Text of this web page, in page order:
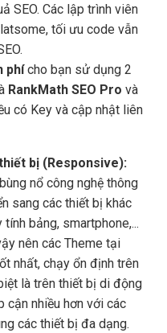
SEO. Các lập trình viên
tối ưu code vẫn
phícho bạn sử dụng 2
RankMath SEO Pro và
có Key và cập nhật liên
bị (Responsive):
nổ công nghệ thông
sang các thiết bị khác
bảng, smartphone,...
nên các Theme tại
nhất, chạy ổn định trên
là trên thiết bị di động
cận nhiều hơn với các
các thiết bị đa dạng.